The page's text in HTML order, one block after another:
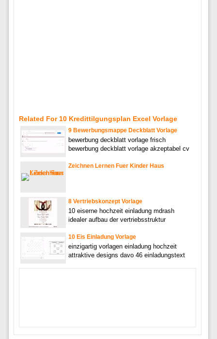
Related For 10 Kredittilgungsplan Excel Vorlage
9 Bewerbungsmappe Deckblatt Vorlage
bewerbung deckblatt vorlage frisch
bewerbung deckblatt vorlage akzeptabel cv
Zeichnen Lernen Fuer Kinder Haus
8 Vertriebskonzept Vorlage
10 eiserne hochzeit einladung mdrash
idealer aufbau der vertriebsstruktur
10 Eis Einladung Vorlage
einzigartig vorlagen einladung hochzeit
attraktive designs davo 46 einladungstext